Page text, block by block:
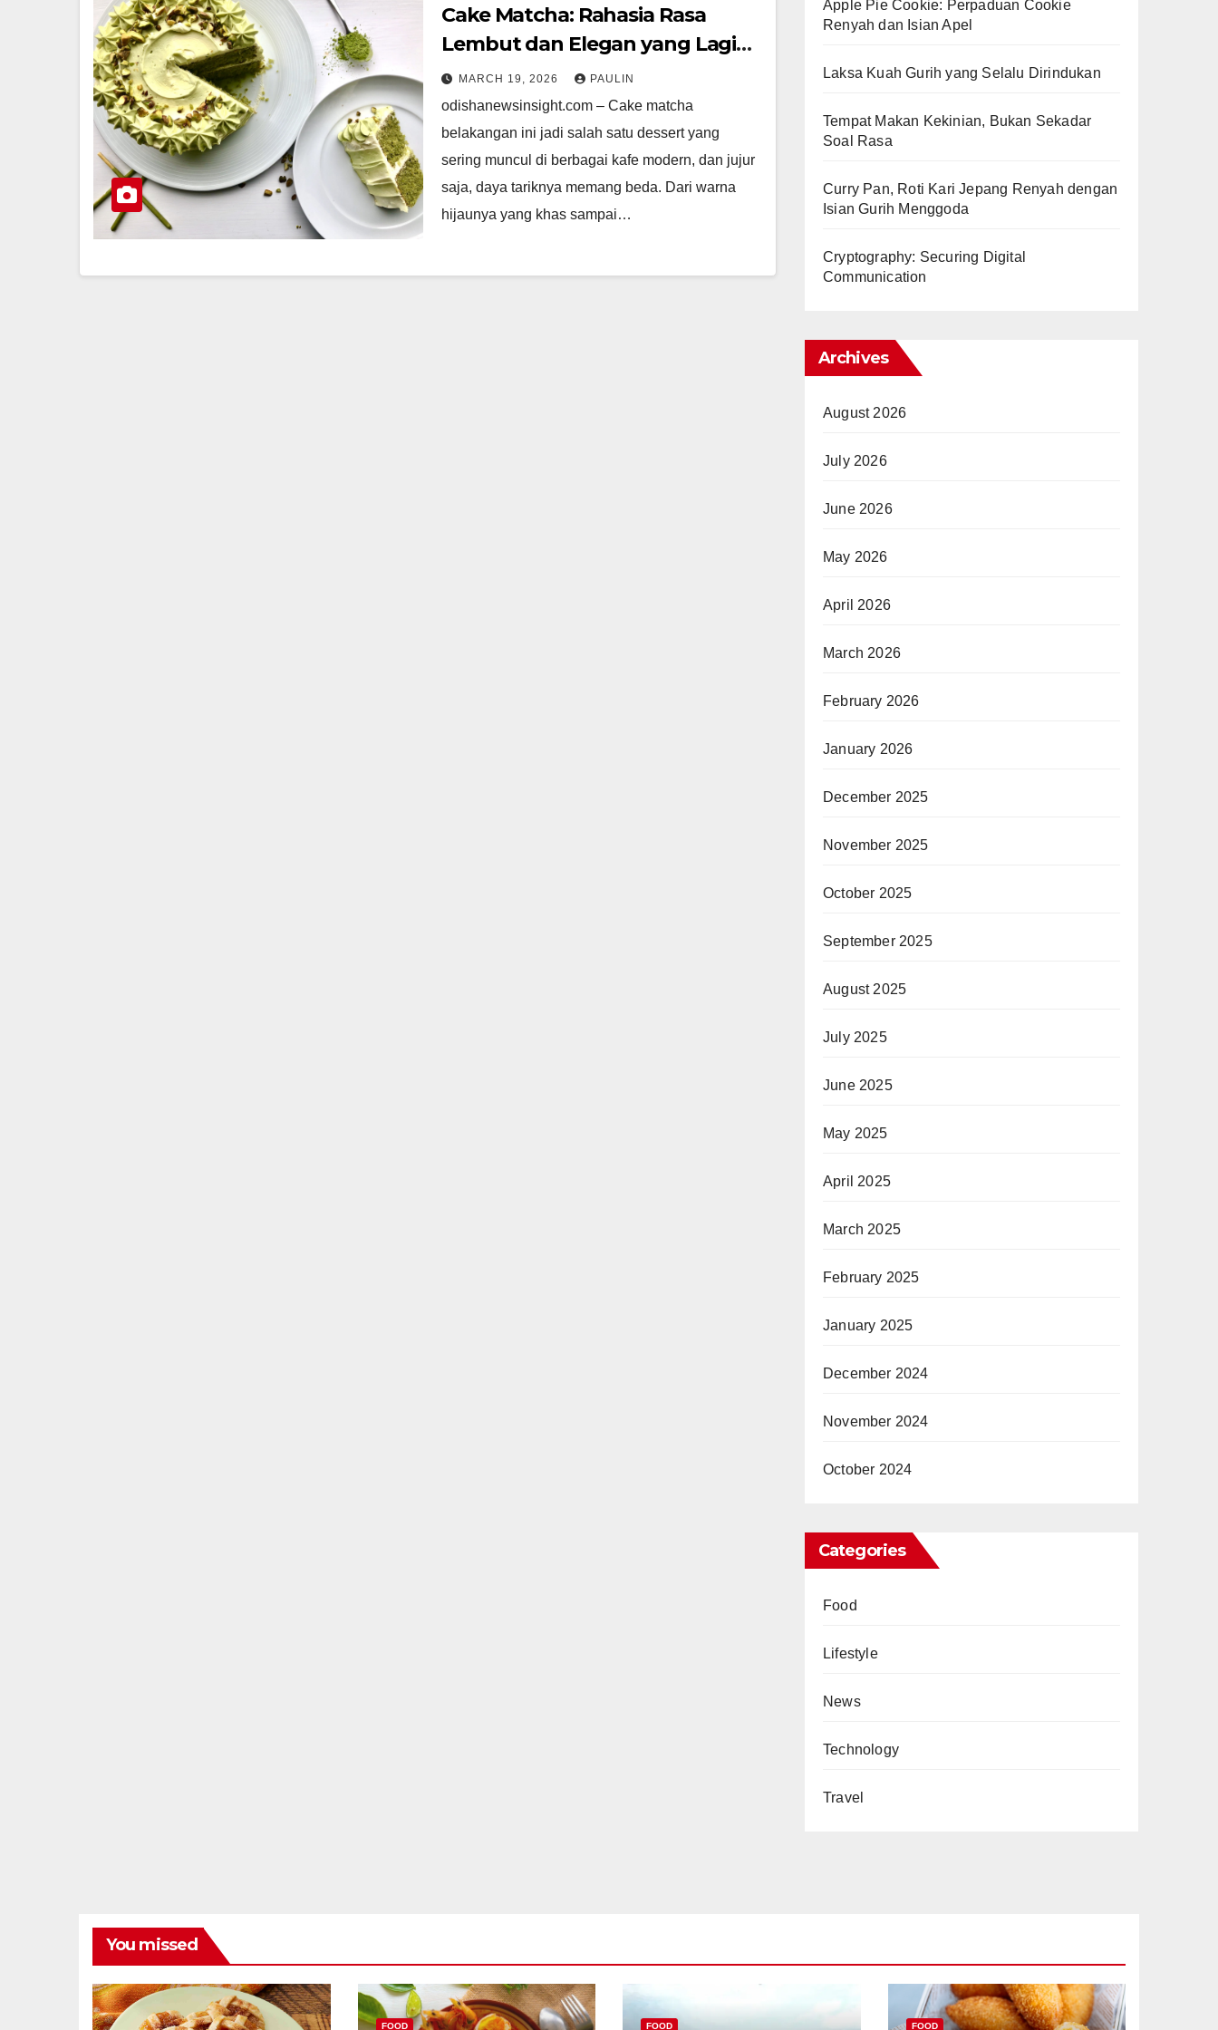
Cake Matcha: Rahasia Rasa
Lembut dan Elegan yang Lagi
Viral
MARCH 19, 2026 PAULIN
odishanewsinsight.com – Cake matcha
belakangan ini jadi salah satu dessert yang
sering muncul di berbagai kafe modern, dan jujur
saja, daya tariknya memang beda. Dari warna
hijaunya yang khas sampai…
Apple Pie Cookie: Perpaduan Cookie
Renyah dan Isian Apel
Laksa Kuah Gurih yang Selalu Dirindukan
Tempat Makan Kekinian, Bukan Sekadar
Soal Rasa
Curry Pan, Roti Kari Jepang Renyah dengan
Isian Gurih Menggoda
Cryptography: Securing Digital
Communication
Archives
August 2026
July 2026
June 2026
May 2026
April 2026
March 2026
February 2026
January 2026
December 2025
November 2025
October 2025
September 2025
August 2025
July 2025
June 2025
May 2025
April 2025
March 2025
February 2025
January 2025
December 2024
November 2024
October 2024
Categories
Food
Lifestyle
News
Technology
Travel
You missed
FOOD FOOD FOOD